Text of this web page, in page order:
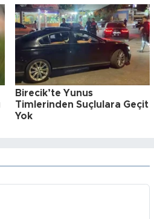
Birecik’te Yunus
Timlerinden Suçlulara Geçit
Yok